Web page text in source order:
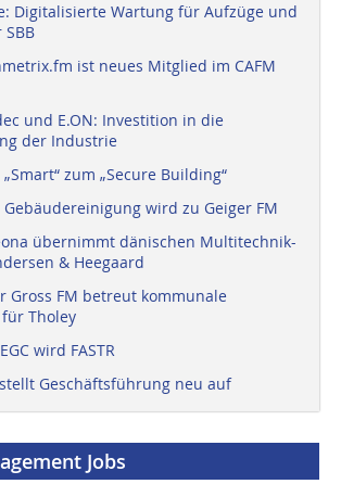
Digitalisierte Wartung für Aufzüge und
ist neues Mitglied im CAFM
und E.ON: Investition in die
der Industrie
„Smart“ zum „Secure Building“
Gebäudereinigung wird zu Geiger FM
übernimmt dänischen Multitechnik-
& Heegaard
Gross FM betreut kommunale
Tholey
wird FASTR
stellt Geschäftsführung neu auf
Jobs